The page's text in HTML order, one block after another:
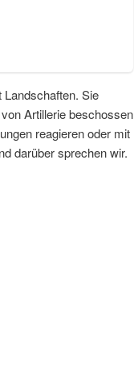
Sie
Artillerie beschossen
reagieren oder mit
darüber sprechen wir.